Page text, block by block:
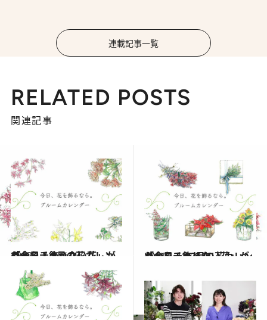
連載記事一覧
RELATED POSTS
関連記事
2022.1.1
「今日、飾りたい花」がわかる！ 1月の花カレンダーをチェック
ライフスタイル 2021.12.1
「今日、飾りたい花」がわかる！ 12月の花カレンダーをチェック
ライフスタイル